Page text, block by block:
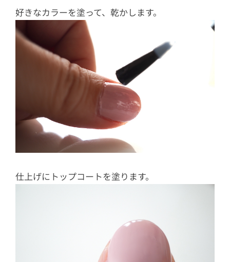
好きなカラーを塗って、乾かします。
仕上げにトップコートを塗ります。